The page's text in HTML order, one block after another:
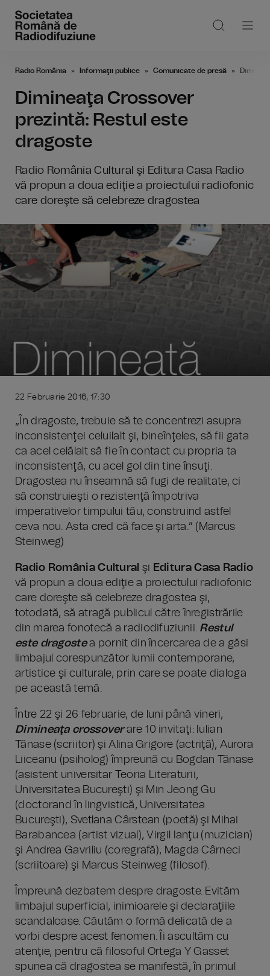
Radio România Informaţii publice Comunicate de presă
Dimineaţa Crossover
prezintă: Restul este
dragoste
Radio România Cultural şi Editura Casa Radio
vă propun a doua ediţie a proiectului radiofonic
care doreşte să celebreze dragostea
22 Februarie 2016, 17:30
„În dragoste, trebuie să te concentrezi asupra
inconsistenţei celuilalt şi, bineînţeles, să fii gata
ca acel celălalt să fie în contact cu propria ta
inconsistenţă, cu acel gol din tine însuţi.
Dragostea nu înseamnă să fugi de realitate, ci
să construieşti o rezistenţă împotriva
imperativelor timpului tău, construind astfel
ceva nou. Asta cred că face şi arta.” (Marcus
Steinweg)
Radio România Cultural şi Editura Casa Radio
vă propun a doua ediţie a proiectului radiofonic
care doreşte să celebreze dragostea şi,
totodată, să atragă publicul către înregistrările
din marea fonotecă a radiodifuziunii. Restul
este dragostea pornit din încercarea de a găsi
limbajul corespunzător lumii contemporane,
artistice şi culturale, prin care se poate dialoga
pe această temă.
Între 22 şi 26 februarie, de luni până vineri,
Dimineaţa crossoverare 10 invitaţi: Iulian
Tănase (scriitor) şi Alina Grigore (actriţă), Aurora
Liiceanu (psiholog) împreună cu Bogdan Tănase
(asistent universitar Teoria Literaturii,
Universitatea Bucureşti) şi Min Jeong Gu
(doctorand în lingvistică, Universitatea
Bucureşti), Svetlana Cârstean (poetă) şi Mihai
Barabancea (artist vizual), Virgil Ianţu (muzician)
şi Andrea Gavriliu (coregrafă), Magda Cârneci
(scriitoare) şi Marcus Steinweg (filosof).
Împreună dezbatem despre dragoste. Evităm
limbajul superficial, inimioarele şi declaraţiile
scandaloase. Căutăm o formă delicată de a
vorbi despre acest fenomen. Îi ascultăm cu
atenţie, pentru că filosoful Ortega Y Gasset
spunea că dragostea se manifestă, în primul